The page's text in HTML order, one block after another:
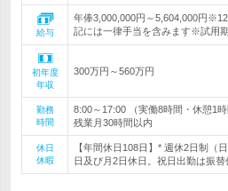
給与
年俸3,000,000円～5,604,000円
記には一律手当を含みます※試用
初年度
年収
300万円～560万円
勤務
時間
8:00～17:00 （実働8時間・休憩1
残業月30時間以内
休日
休暇
【年間休日108日】* 週休2日制（
日及び月2日休日。祝日出勤は振替